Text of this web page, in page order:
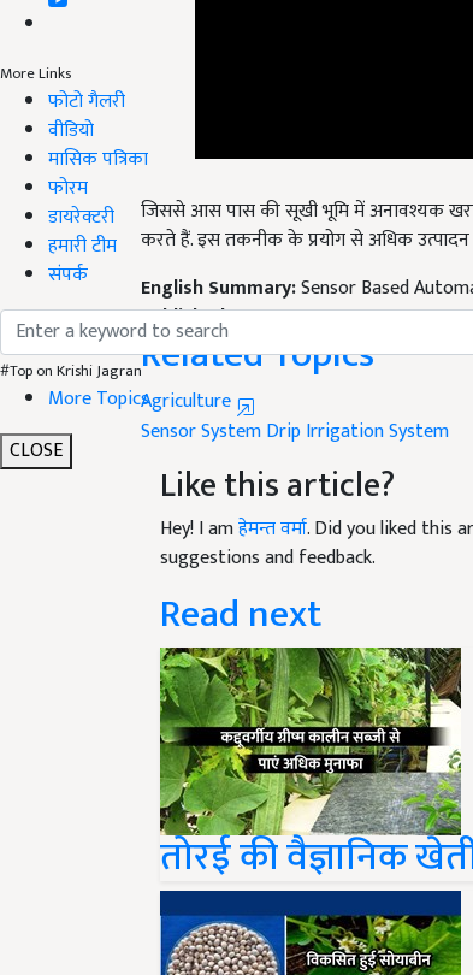
More Links
फोटो गैलरी
वीडियो
मासिक पत्रिका
फोरम
डायरेक्टरी
हमारी टीम
संपर्क
#Top on Krishi Jagran
More Topics
CLOSE
करते हैं. इस तकनीक के प्रयोग से अधिक उत्पादन
Sensor Based
Published on:03 May 2021, 05:31 PM IST
Related Topics
Agriculture
Sensor System
Like this article?
Hey! I amहेमन्त वर्मा. Did you liked this
suggestions and feedback.
Read next
तोरई की वैज्ञानिक